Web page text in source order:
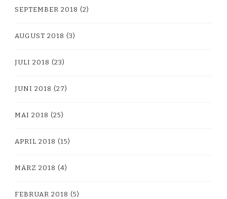
SEPTEMBER 2018 (2)
AUGUST 2018 (3)
JULI 2018 (23)
JUNI 2018 (27)
MAI 2018 (25)
APRIL 2018 (15)
MÄRZ 2018 (4)
FEBRUAR 2018 (5)